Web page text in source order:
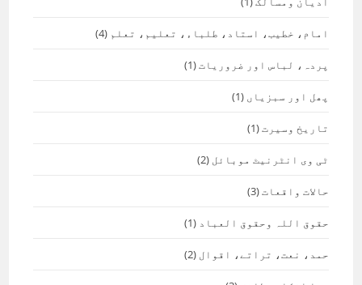
امام، خطیب، استاد، طلباء، تعلیم، تعلم (4)
پردہ، لباس اور ضروریات(1)
پھل اور سبزیاں (1)
تاریخ وسیرت(1)
ٹی وی انٹرنیٹ موبائل (2)
حالات واقعات(3)
حقوق اللہ وحقوق العباد (1)
حمد، نعت، تراتے، اقوال (2)